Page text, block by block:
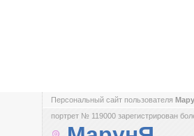
Персональный сайт пользователя
портрет № 119000 зарегистрирован